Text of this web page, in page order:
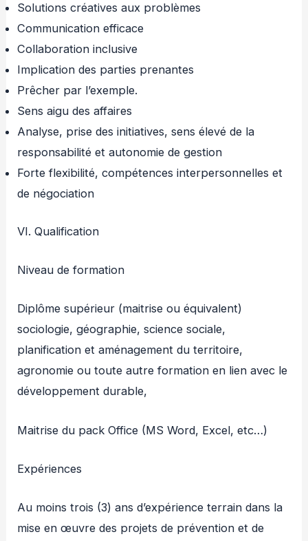
Solutions créatives aux problèmes
Communication efficace
Collaboration inclusive
Implication des parties prenantes
Prêcher par l’exemple.
Sens aigu des affaires
Analyse, prise des initiatives, sens élevé de la
responsabilité et autonomie de gestion
Forte flexibilité, compétences interpersonnelles et
de négociation
VI. Qualification
Niveau de formation
Diplôme supérieur (maitrise ou équivalent)
sociologie, géographie, science sociale,
planification et aménagement du territoire,
agronomie ou toute autre formation en lien avec le
développement durable,
Maitrise du pack Office (MS Word, Excel, etc…)
Expériences
Au moins trois (3) ans d’expérience terrain dans la
mise en œuvre des projets de prévention et de